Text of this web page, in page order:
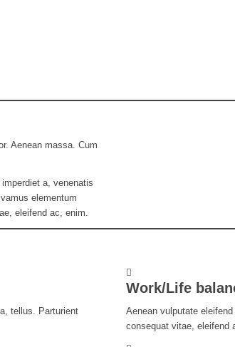
Aenean massa. Cum
a, venenatis
elementum
eleifend ac, enim.
tellus. Parturient
Work/Life
Aenean vulputate
consequat vitae, eleifend